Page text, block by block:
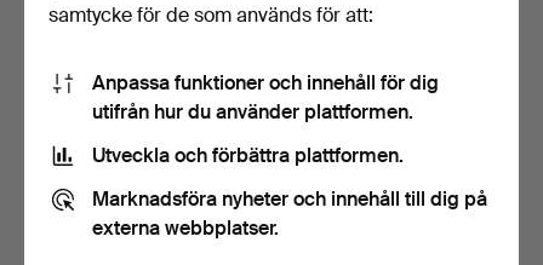
Klubbades 7 jul 2024
UNB, universal.
samtycke för de som används för att:
Anpassa funktioner och innehåll för dig
utifrån hur du använder plattformen.
Utveckla och förbättra plattformen.
Marknadsföra nyheter och innehåll till dig på
externa webbplatser.